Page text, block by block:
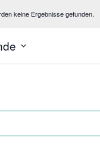
keine Ergebnisse gefunden.